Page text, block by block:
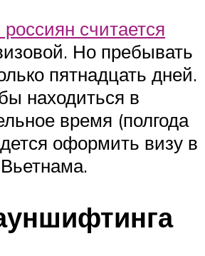
считается
Но пребывать
пятнадцать дней.
находиться в
время (полгода
оформить визу в